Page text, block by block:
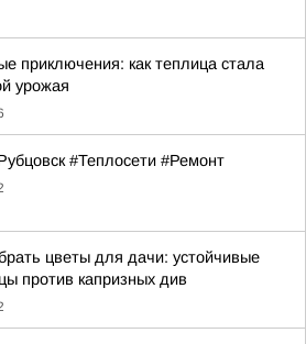
приключения: как теплица стала
урожая
#Теплосети #Ремонт
цветы для дачи: устойчивые
против капризных див